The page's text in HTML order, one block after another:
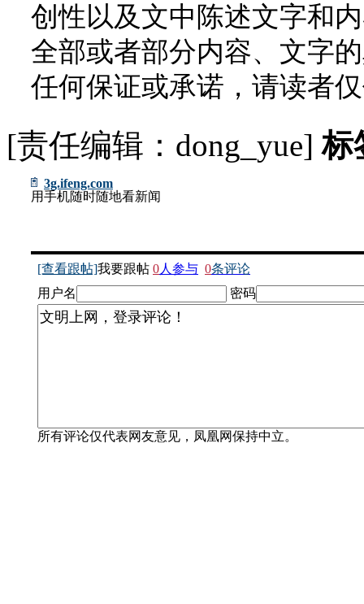
创性以及文中陈述文字和
全部或者部分内容、文字
任何保证或承诺，请读者
[责任编辑：dong_yue]标
3g.ifeng.com
用手机随时随地看新闻
[查看跟帖]我要跟帖 0人参与 0条评论
用户名
密码
所有评论仅代表网友意见，凤凰网保持中立。